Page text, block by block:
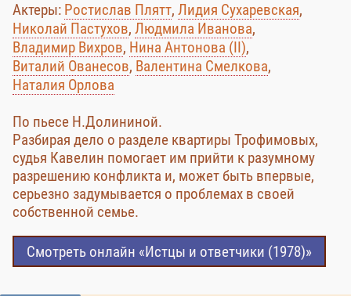
Актеры: Ростислав Плятт, Лидия Сухаревская,
Николай Пастухов, Людмила Иванова,
Владимир Вихров, Нина Антонова (II),
Виталий Ованесов, Валентина Смелкова,
Наталия Орлова
По пьесе Н.Долининой.
Разбирая дело о разделе квартиры Трофимовых,
судья Кавелин помогает им прийти к разумному
разрешению конфликта и, может быть впервые,
серьезно задумывается о проблемах в своей
собственной семье.
Смотреть онлайн «Истцы и ответчики (1978)»